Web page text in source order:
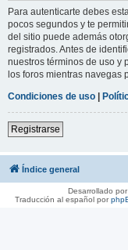
Para autenticarte debes
pocos segundos y te
del sitio puede además
registrados. Antes de
nuestros términos de uso y
los foros mientras navegas
Condiciones de uso |
Registrarse
Índice general
Desarrollado por
Traducción al español por